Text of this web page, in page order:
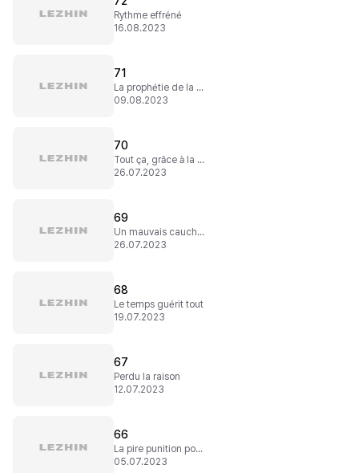
Rythme effréné
16.08.2023
71
La prophétie de la destruction
09.08.2023
70
Tout ça, grâce à la princesse !
26.07.2023
69
Un mauvais cauchemar
26.07.2023
68
Le temps guérit tout
19.07.2023
67
Perdu la raison
12.07.2023
66
La pire punition possible
05.07.2023